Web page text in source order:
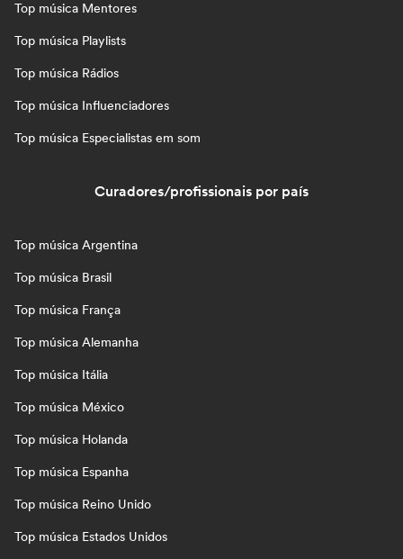
Top música Mentores
Top música Playlists
Top música Rádios
Top música Influenciadores
Top música Especialistas em som
Curadores/profissionais por país
Top música Argentina
Top música Brasil
Top música França
Top música Alemanha
Top música Itália
Top música México
Top música Holanda
Top música Espanha
Top música Reino Unido
Top música Estados Unidos